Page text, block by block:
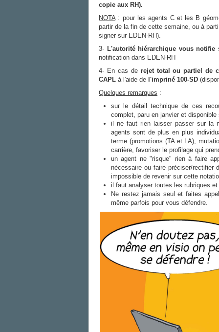
copie aux RH).
NOTA : pour les agents C et les B
partir de la fin de cette semaine, ou à
signer sur EDEN-RH).
3- L'autorité hiérarchique vous notifie
notification dans EDEN-RH
4- En cas derejet total ou partiel de
CAPL à l'aide de l'impriné 100-SD
Quelques remarques :
sur le détail technique de ces
complet, paru en janvier et
il ne faut rien laisser passer sur la
agents sont de plus en plus
terme (promotions (TA et LA),
carrière, favoriser le profilage qui
un agent ne "risque" rien à faire
nécessaire ou faire préciser/rectifier
impossible de revenir sur cette
il faut analyser toutes les rubriques
Ne restez jamais seul et faites
même parfois pour vous défendre.